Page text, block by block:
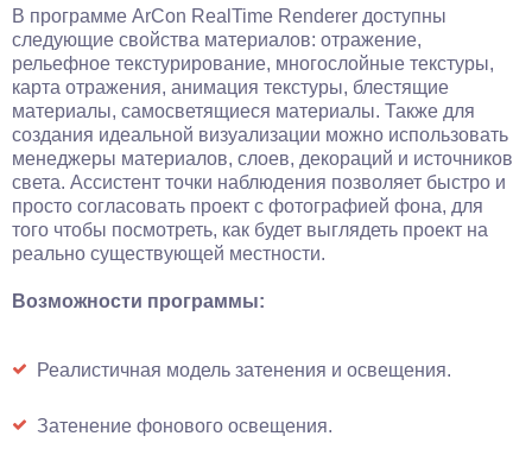
В программе ArCon RealTime Renderer доступны
следующие свойства материалов: отражение,
рельефное текстурирование, многослойные текстуры,
карта отражения, анимация текстуры, блестящие
материалы, самосветящиеся материалы. Также для
создания идеальной визуализации можно использовать
менеджеры материалов, слоев, декораций и источников
света. Ассистент точки наблюдения позволяет быстро и
просто согласовать проект с фотографией фона, для
того чтобы посмотреть, как будет выглядеть проект на
реально существующей местности.
Возможности программы:
Реалистичная модель затенения и освещения.
Затенение фонового освещения.